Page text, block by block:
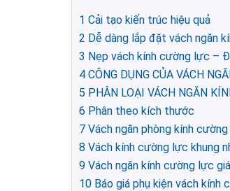
1 Cải tạo kiến trúc hiệu quả
2 Dễ dàng lắp đặt vách ngăn
3 Nẹp vách kính cường lực –
4 CÔNG DỤNG CỦA VÁCH
5 PHÂN LOẠI VÁCH NGĂN
6 Phân theo kích thước
7 Vách ngăn phòng kính
8 Vách kính cường lực khung
9 Vách ngăn kính cường lực
10 Báo giá phụ kiện vách kính